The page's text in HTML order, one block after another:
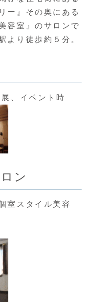
ー』その奥にある
容室』のサロンで
より徒歩約５分。
、イベント時
ン
室スタイル美容